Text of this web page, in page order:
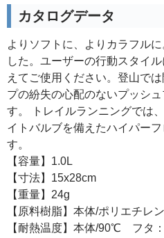
カタログデータ
よりソフトに、よりカラフル
した。ユーザーの行動スタイ
えてご使用ください。登山で
プの紛失の心配のないプッシ
す。 トレイルランニングでは
イトバルブを備えたハイパー
す。
【容量】1.0L
【寸法】15x28cm
【重量】24g
【原料樹脂】本体/ポリエチ
【耐熱温度】本体/90℃ フタ